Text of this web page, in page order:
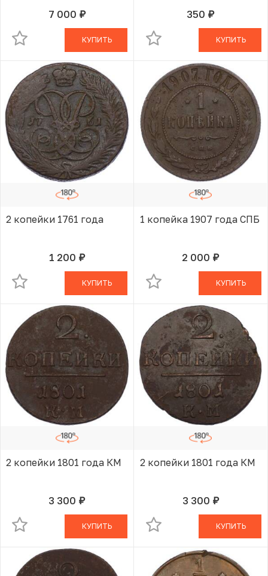
7 000 руб.
В КОРЗИНЕ
КУПИТЬ
350 руб.В КОРЗИНЕ
КУПИТЬ
2 копейки 1761 года
1 200 руб.
В КОРЗИНЕ
КУПИТЬ
1 копейка 1907 года СПБ
2 000 руб.
В КОРЗИНЕ
КУПИТЬ
2 копейки 1801 года КМ
3 300 руб.
В КОРЗИНЕ
КУПИТЬ
2 копейки 1801 года КМ
3 300 руб.
В КОРЗИНЕ
КУПИТЬ